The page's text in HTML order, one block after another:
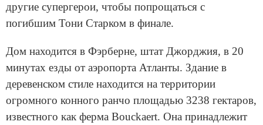
другие супергерои, чтобы попрощаться с
погибшим Тони Старком в финале.
Дом находится в Фэрберне, штат Джорджия, в 20
минутах езды от аэропорта Атланты. Здание в
деревенском стиле находится на территории
огромного конного ранчо площадью 3238 гектаров,
известного как ферма Bouckaert. Она принадлежит